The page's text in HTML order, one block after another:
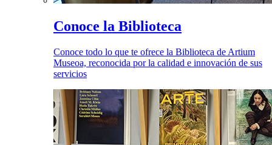
Conoce la Biblioteca
Conoce todo lo que te ofrece la Biblioteca de Artium
Museoa, reconocida por la calidad e innovación de sus
servicios